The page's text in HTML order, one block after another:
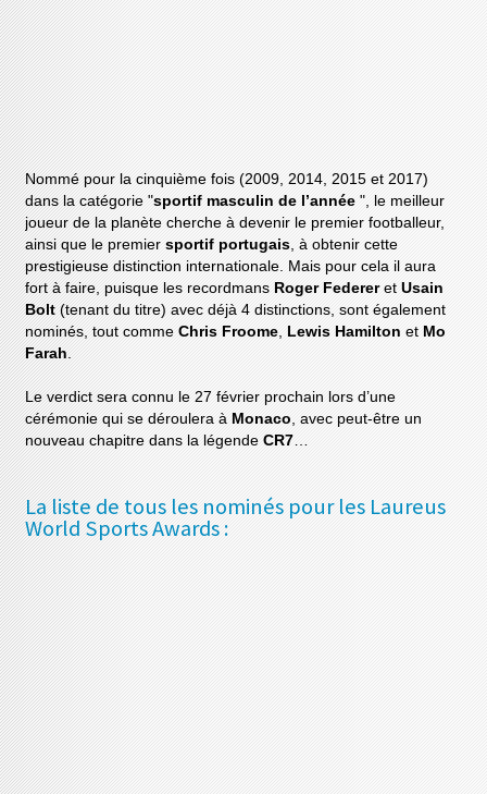
Nommé pour la cinquième fois (2009, 2014, 2015 et 2017)
dans la catégorie "sportif masculin de l’année ", le meilleur
joueur de la planète cherche à devenir le premier footballeur,
ainsi que le premiersportif portugais , à obtenir cette
prestigieuse distinction internationale. Mais pour cela il aura
fort à faire, puisque les recordmans Roger FedereretUsain
Bolt(tenant du titre) avec déjà 4 distinctions, sont également
nominés, tout commeChris Froome Lewis Hamiltonet Mo
Farah.
Le verdict sera connu le 27 février prochain lors d’une
cérémonie qui se déroulera à Monaco , avec peut-être un
nouveau chapitre dans la légendeCR7
La liste de tous les nominés pour les Laureus
World Sports Awards :